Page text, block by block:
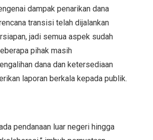
dampak penarikan dana
transisi telah dijalankan
jadi semua aspek sudah
pihak masih
dana dan ketersediaan
laporan berkala kepada publik.
pendanaan luar negeri hingga